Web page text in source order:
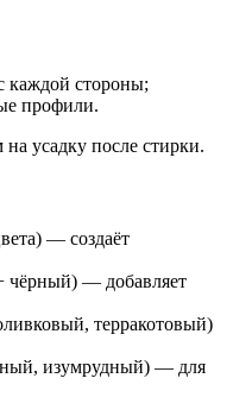
каждой стороны;
профили.
на усадку после стирки.
— создаёт
чёрный) — добавляет
терракотовый)
изумрудный) — для